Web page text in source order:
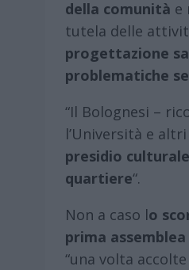
della comunità e
tutela delle
progettazione
problematiche
“Il Bolognesi –
l’Università e
presidio
quartiere“.
Non a caso lo
prima
“una volta